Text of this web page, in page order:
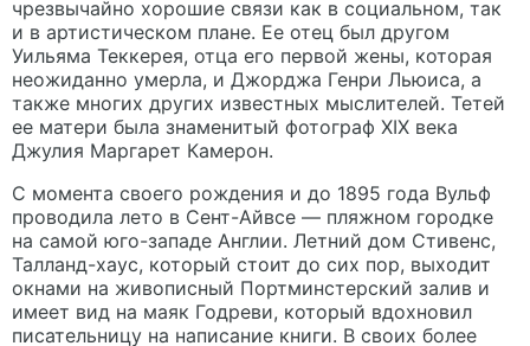
чрезвычайно хорошие связи как в социальном, так
и в артистическом плане. Ее отец был другом
Уильяма Теккерея, отца его первой жены, которая
неожиданно умерла, и Джорджа Генри Льюиса, а
также многих других известных мыслителей. Тетей
ее матери была знаменитый фотограф XIX века
Джулия Маргарет Камерон.
С момента своего рождения и до 1895 года Вульф
проводила лето в Сент-Айвсе — пляжном городке
на самой юго-западе Англии. Летний дом Стивенс,
Талланд-хаус, который стоит до сих пор, выходит
окнами на живописный Портминстерский залив и
имеет вид на маяк Годреви, который вдохновил
писательницу на написание книги. В своих более